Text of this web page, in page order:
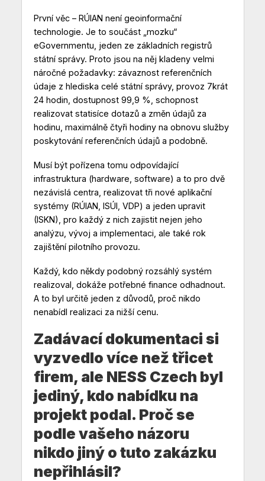
První věc – RÚIAN není geoinformační
technologie. Je to součást „mozku“
eGovernmentu, jeden ze základních registrů
státní správy. Proto jsou na něj kladeny velmi
náročné požadavky: závaznost referenčních
údaje z hlediska celé státní správy, provoz 7krát
24 hodin, dostupnost 99,9 %, schopnost
realizovat statisíce dotazů a změn údajů za
hodinu, maximálně čtyři hodiny na obnovu služby
poskytování referenčních údajů a podobně.
Musí být pořízena tomu odpovídající
infrastruktura (hardware, software) a to pro dvě
nezávislá centra, realizovat tři nové aplikační
systémy (RÚIAN, ISÚI, VDP) a jeden upravit
(ISKN), pro každý z nich zajistit nejen jeho
analýzu, vývoj a implementaci, ale také rok
zajištění pilotního provozu.
Každý, kdo někdy podobný rozsáhlý systém
realizoval, dokáže potřebné finance odhadnout.
A to byl určitě jeden z důvodů, proč nikdo
nenabídl realizaci za nižší cenu.
Zadávací dokumentaci si
vyzvedlo více než třicet
firem, ale NESS Czech byl
jediný, kdo nabídku na
projekt podal. Proč se
podle vašeho názoru
nikdo jiný o tuto zakázku
nepřihlásil?